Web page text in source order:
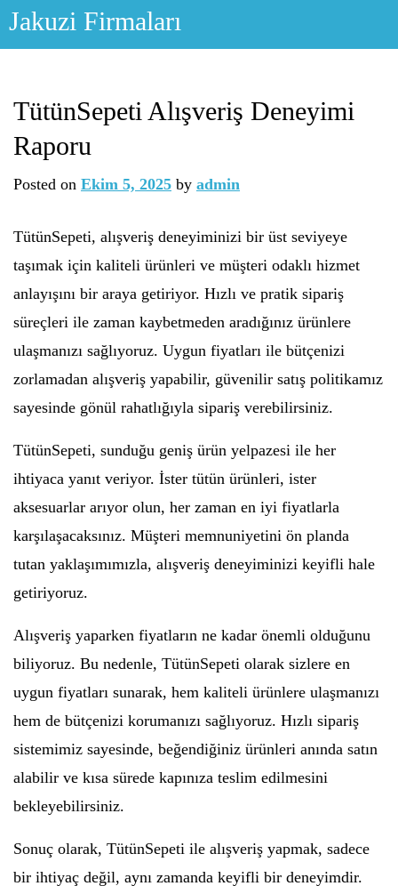
Skip
Jakuzi Firmaları
TütünSepeti Alışveriş Deneyimi
Raporu
Posted on Ekim 5, 2025 by admin
TütünSepeti, alışveriş deneyiminizi bir üst seviyeye
taşımak için kaliteli ürünleri ve müşteri odaklı hizmet
anlayışını bir araya getiriyor. Hızlı ve pratik sipariş
süreçleri ile zaman kaybetmeden aradığınız ürünlere
ulaşmanızı sağlıyoruz. Uygun fiyatları ile bütçenizi
zorlamadan alışveriş yapabilir, güvenilir satış politikamız
sayesinde gönül rahatlığıyla sipariş verebilirsiniz.
TütünSepeti, sunduğu geniş ürün yelpazesi ile her
ihtiyaca yanıt veriyor. İster tütün ürünleri, ister
aksesuarlar arıyor olun, her zaman en iyi fiyatlarla
karşılaşacaksınız. Müşteri memnuniyetini ön planda
tutan yaklaşımımızla, alışveriş deneyiminizi keyifli hale
getiriyoruz.
Alışveriş yaparken fiyatların ne kadar önemli olduğunu
biliyoruz. Bu nedenle, TütünSepeti olarak sizlere en
uygun fiyatları sunarak, hem kaliteli ürünlere ulaşmanızı
hem de bütçenizi korumanızı sağlıyoruz. Hızlı sipariş
sistemimiz sayesinde, beğendiğiniz ürünleri anında satın
alabilir ve kısa sürede kapınıza teslim edilmesini
bekleyebilirsiniz.
Sonuç olarak, TütünSepeti ile alışveriş yapmak, sadece
bir ihtiyaç değil, aynı zamanda keyifli bir deneyimdir.